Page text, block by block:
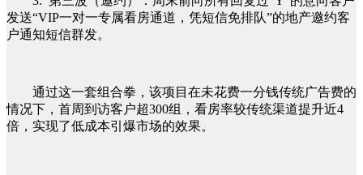
发送“VIP一对一专属看房通道，凭短信免排队”的地产邀约客
户通知短信群发。
通过这一套组合拳，该项目在未花费一分钱传统广告费的
情况下，首周到访客户超300组，看房率较传统渠道提升近4
倍，实现了低成本引爆市场的效果。